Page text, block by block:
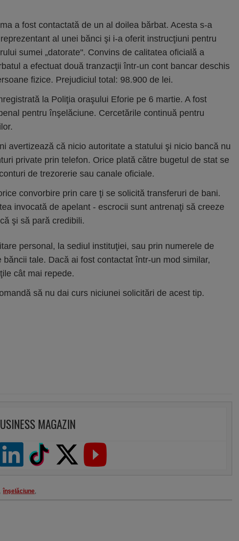
a fost contactată de un al doilea bărbat. Acesta s-a
al unei bănci şi i-a oferit instrucţiuni pentru
sumei „datorate". Convins de calitatea oficială a
a efectuat două tranzacţii într-un cont bancar deschis
fizice. Prejudiciul total: 98.900 de lei.
la Poliţia oraşului Eforie pe 6 martie. A fost
pentru înşelăciune. Cercetările continuă pentru
avertizează că nicio autoritate a statului şi nicio bancă nu
private prin telefon. Orice plată către bugetul de stat se
de trezorerie sau canale oficiale.
convorbire prin care ţi se solicită transferuri de bani.
invocată de apelant - escrocii sunt antrenaţi să creeze
şi să pară credibili.
personal, la sediul instituţiei, sau prin numerele de
băncii tale. Dacă ai fost contactat într-un mod similar,
cât mai repede.
să nu dai curs niciunei solicitări de acest tip.
MAGAZIN
, înşelăciune,